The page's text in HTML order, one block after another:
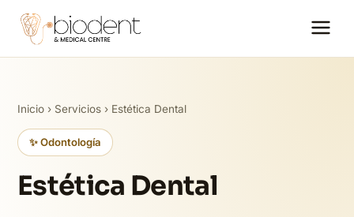
Inicio › Servicios › Estética Dental
✨ Odontología
Estética Dental